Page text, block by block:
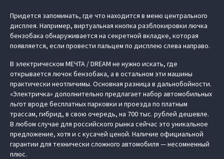
Придется запоминать, где что находится в меню центрального
дисплея. Например, виртуальная кнопка разблокировки лючка
бензобака обнаруживается на секретной вкладке, которая
появляется, если провести пальцем по дисплею слева направо.
В электрическом МЕЧТА / DREAM не нужно искать, где
открывается лючок бензобака, а в остальном эти машины
практически неотличимы. Основная разница в дальнобойности.
«Электричка» дополнительно предлагает набор автомобильных
льгот вроде бесплатных парковки и проезда по платным
трассам, гибрид, в свою очередь, на 700 тыс. рублей дешевле.
В любом случае для российского рынка сейчас это уникальное
предложение, хотя и с кусачей ценой. Наличие официальной
гарантии для технически сложного автомобиля — несомненный
плюс.